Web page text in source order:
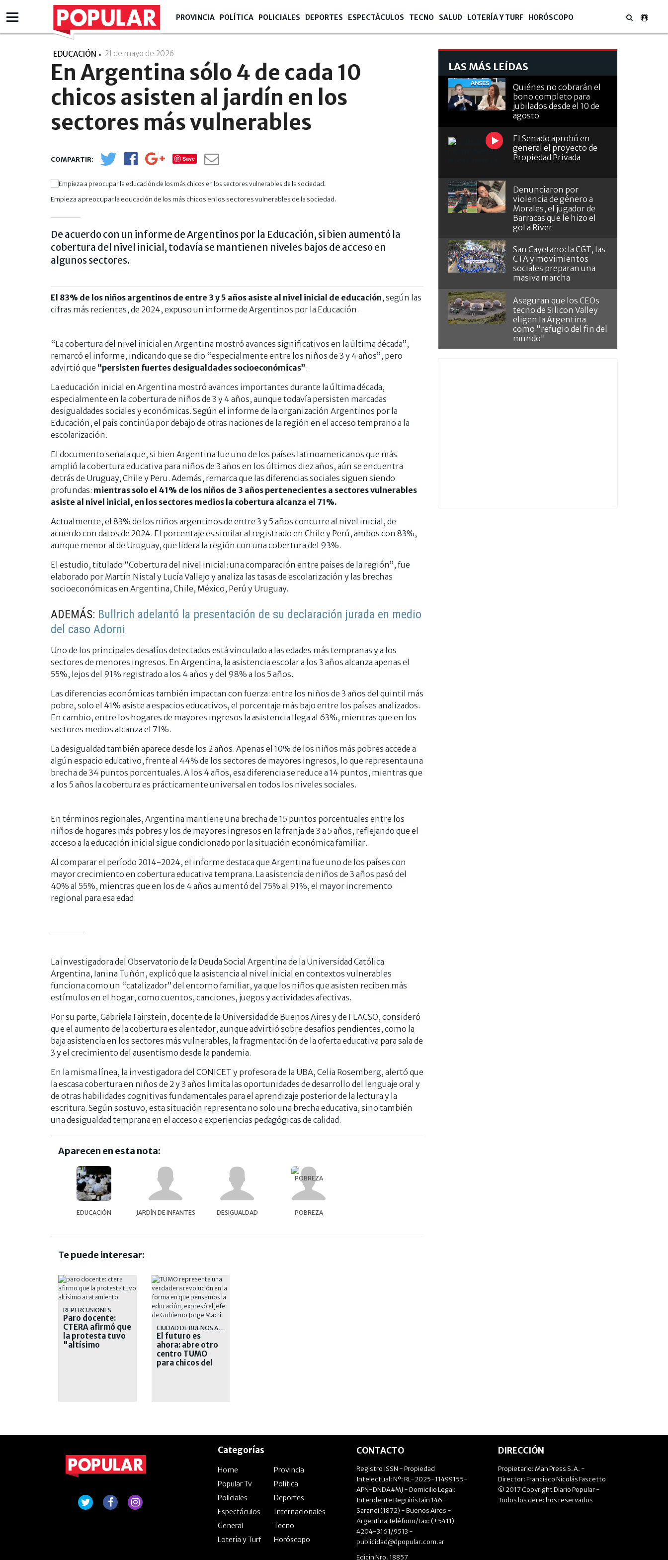
PROVINCIA POLÍTICA POLICIALES DEPORTES ESPECTÁCULOS TECNO SALUD LOTERÍA Y TURF HORÓSCOPO
EDUCACIÓN 21 de mayo de 2026
En Argentina sólo 4 de cada 10
chicos asisten al jardín en los
sectores más vulnerables
Save
Empieza a preocupar la educación de los más chicos en los sectores vulnerables de la sociedad.
De acuerdo con un informe de Argentinos por la Educación, si bien aumentó la
cobertura del nivel inicial, todavía se mantienen niveles bajos de acceso en
algunos sectores.
El 83% de los niños argentinos de entre 3 y 5 años asiste al nivel inicial de educación, según las
cifras más recientes, de 2024, expuso un informe de Argentinos por la Educación.
“La cobertura del nivel inicial en Argentina mostró avances significativos en la última década”,
remarcó el informe, indicando que se dio “especialmente entre los niños de 3 y 4 años”, pero
advirtió que “persisten fuertes desigualdades socioeconómicas”.
La educación inicial en Argentina mostró avances importantes durante la última década,
especialmente en la cobertura de niños de 3 y 4 años, aunque todavía persisten marcadas
desigualdades sociales y económicas. Según el informe de la organización Argentinos por la
Educación, el país continúa por debajo de otras naciones de la región en el acceso temprano a la
escolarización.
El documento señala que, si bien Argentina fue uno de los países latinoamericanos que más
amplió la cobertura educativa para niños de 3 años en los últimos diez años, aún se encuentra
detrás de Uruguay, Chile y Peru. Además, remarca que las diferencias sociales siguen siendo
profundas: mientras solo el 41% de los niños de 3 años pertenecientes a sectores vulnerables
asiste al nivel inicial, en los sectores medios la cobertura alcanza el 71%.
Actualmente, el 83% de los niños argentinos de entre 3 y 5 años concurre al nivel inicial, de
acuerdo con datos de 2024. El porcentaje es similar al registrado en Chile y Perú, ambos con 83%,
aunque menor al de Uruguay, que lidera la región con una cobertura del 93%.
El estudio, titulado “Cobertura del nivel inicial: una comparación entre países de la región”, fue
elaborado por Martín Nistal y Lucía Vallejo y analiza las tasas de escolarización y las brechas
socioeconómicas en Argentina, Chile, México, Perú y Uruguay.
ADEMÁS: Bullrich adelantó la presentación de su declaración jurada en medio
del caso Adorni
Uno de los principales desafíos detectados está vinculado a las edades más tempranas y a los
sectores de menores ingresos. En Argentina, la asistencia escolar a los 3 años alcanza apenas el
55%, lejos del 91% registrado a los 4 años y del 98% a los 5 años.
Las diferencias económicas también impactan con fuerza: entre los niños de 3 años del quintil más
pobre, solo el 41% asiste a espacios educativos, el porcentaje más bajo entre los países analizados.
En cambio, entre los hogares de mayores ingresos la asistencia llega al 63%, mientras que en los
sectores medios alcanza el 71%.
La desigualdad también aparece desde los 2 años. Apenas el 10% de los niños más pobres accede a
algún espacio educativo, frente al 44% de los sectores de mayores ingresos, lo que representa una
brecha de 34 puntos porcentuales. A los 4 años, esa diferencia se reduce a 14 puntos, mientras que
a los 5 años la cobertura es prácticamente universal en todos los niveles sociales.
En términos regionales, Argentina mantiene una brecha de 15 puntos porcentuales entre los
niños de hogares más pobres y los de mayores ingresos en la franja de 3 a 5 años, reflejando que el
acceso a la educación inicial sigue condicionado por la situación económica familiar.
Al comparar el período 2014-2024, el informe destaca que Argentina fue uno de los países con
mayor crecimiento en cobertura educativa temprana. La asistencia de niños de 3 años pasó del
40% al 55%, mientras que en los de 4 años aumentó del 75% al 91%, el mayor incremento
regional para esa edad.
La investigadora del Observatorio de la Deuda Social Argentina de la Universidad Católica
Argentina, Ianina Tuñón, explicó que la asistencia al nivel inicial en contextos vulnerables
funciona como un “catalizador” del entorno familiar, ya que los niños que asisten reciben más
estímulos en el hogar, como cuentos, canciones, juegos y actividades afectivas.
Por su parte, Gabriela Fairstein, docente de la Universidad de Buenos Aires y de FLACSO, consideró
que el aumento de la cobertura es alentador, aunque advirtió sobre desafíos pendientes, como la
baja asistencia en los sectores más vulnerables, la fragmentación de la oferta educativa para sala de
3 y el crecimiento del ausentismo desde la pandemia.
En la misma línea, la investigadora del CONICET y profesora de la UBA, Celia Rosemberg, alertó que
la escasa cobertura en niños de 2 y 3 años limita las oportunidades de desarrollo del lenguaje oral y
de otras habilidades cognitivas fundamentales para el aprendizaje posterior de la lectura y la
escritura. Según sostuvo, esta situación representa no solo una brecha educativa, sino también
una desigualdad temprana en el acceso a experiencias pedagógicas de calidad.
Aparecen en esta nota:
EDUCACIÓN JARDÍN DE INFANTES DESIGUALDAD POBREZA
Te puede interesar:
REPERCUSIONES
Paro docente:
CTERA afirmó que
la protesta tuvo
"altísimo
CIUDAD DE BUENOS AIRES
El futuro es
ahora: abre otro
centro TUMO
para chicos del
LAS MÁS LEÍDAS
Quiénes no cobrarán el
bono completo para
jubilados desde el 10 de
agosto
El Senado aprobó en
general el proyecto de
Propiedad Privada
Denunciaron por
violencia de género a
Morales, el jugador de
Barracas que le hizo el
gol a River
San Cayetano: la CGT, las
CTA y movimientos
sociales preparan una
masiva marcha
Aseguran que los CEOs
tecno de Silicon Valley
eligen la Argentina
como "refugio del fin del
mundo"
Categorías
Home
Provincia
Popular Tv
Política
Policiales
Deportes
Espectáculos
Internacionales
General
Tecno
Lotería y Turf
Horóscopo
CONTACTO
Registro ISSN - Propiedad
Intelectual: Nº: RL-2025-11499155-
APN-DNDA#MJ - Domicilio Legal:
Intendente Beguiristain 146 -
Sarandí (1872) - Buenos Aires -
Argentina Teléfono/Fax: (+5411)
4204-3161/9513 -
publicidad@dpopular.com.ar
Edicin Nro. 18857
DIRECCIÓN
Propietario: Man Press S.A. -
Director: Francisco Nicolás Fascetto
© 2017 Copyright Diario Popular -
Todos los derechos reservados